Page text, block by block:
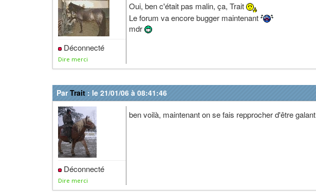
Déconnecté
Dire merci
Oui, ben c'était pas malin, ça, Trait
Le forum va encore bugger maintenant
mdr
ParTrait : le 21/01/06 à 08:41:46
Déconnecté
Dire merci
ben voilà, maintenant on se fais repprocher d'être galant